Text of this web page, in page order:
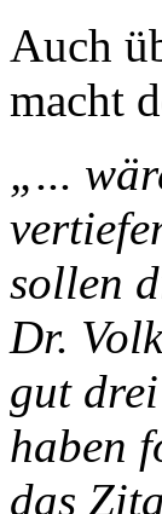
Auch
macht
„...
sollen
Dr.
gut
haben
das